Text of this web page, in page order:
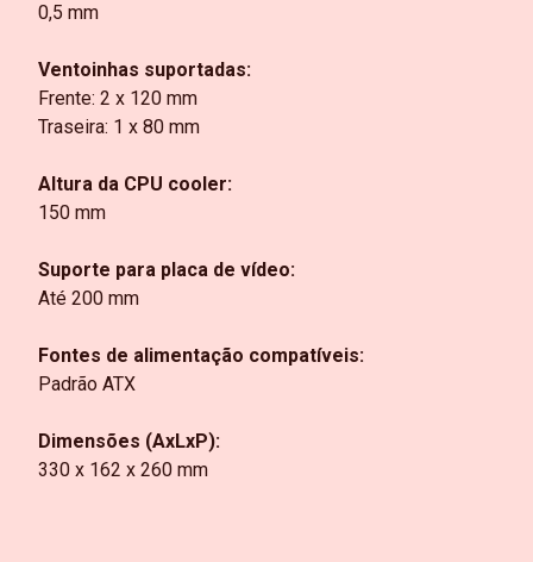
0,5 mm
Ventoinhas suportadas:
Frente: 2 x 120 mm
Traseira: 1 x 80 mm
Altura da CPU cooler:
150 mm
Suporte para placa de vídeo:
Até 200 mm
Fontes de alimentação compatíveis:
Padrão ATX
Dimensões (AxLxP):
330 x 162 x 260 mm